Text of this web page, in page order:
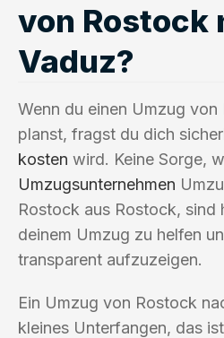
von Rostock
Vaduz?
Wenn du einen Umzug
planst, fragst du dich
kosten wird. Keine Sorge,
Umzugsunternehmen
Rostock aus Rostock, sind
deinem Umzug zu helfen
transparent aufzuzeigen.
Ein Umzug von Rostock
kleines Unterfangen, das